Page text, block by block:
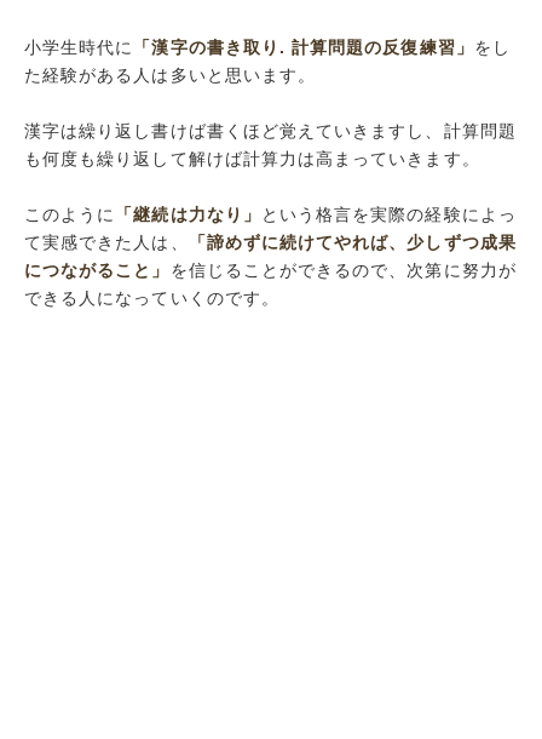
小学生時代に 「漢字の書き取り. 計算問題の反復練習」 をし
た経験がある人は多いと思います。
漢字は繰り返し書けば書くほど覚えていきますし、計算問題
も何度も繰り返して解けば計算力は高まっていきます。
このように 「継続は力なり」
という格言を実際の経験によっ
て実感できた人は、
「諦めずに続けてやれば、少しずつ成果
につながること」 を信じることができるので、次第に努力が
できる人になっていくのです。